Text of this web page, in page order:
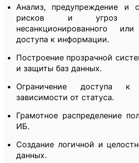
Анализ, предупреждение и
рисков и угроз в
несанкционированного
доступа к информации.
Построение прозрачной
и защиты баз данных.
Ограничение доступа
зависимости от статуса.
Грамотное распределение
ИБ.
Создание логичной и
данных.